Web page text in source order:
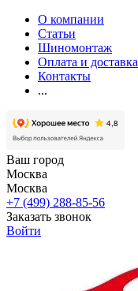
О компании
Статьи
Шиномонтаж
Оплата и доставка
Контакты
...
Ваш город
Москва
Москва
+7 (499) 288-85-56
Заказать звонок
Войти